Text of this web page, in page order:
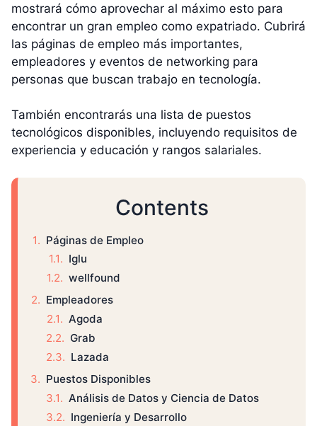
mostrará cómo aprovechar al máximo esto para
encontrar un gran empleo como expatriado. Cubrirá
las páginas de empleo más importantes,
empleadores y eventos de networking para
personas que buscan trabajo en tecnología.
También encontrarás una lista de puestos
tecnológicos disponibles, incluyendo requisitos de
experiencia y educación y rangos salariales.
Contents
Páginas de Empleo
Iglu
wellfound
Empleadores
Agoda
Grab
Lazada
Puestos Disponibles
Análisis de Datos y Ciencia de Datos
Ingeniería y Desarrollo